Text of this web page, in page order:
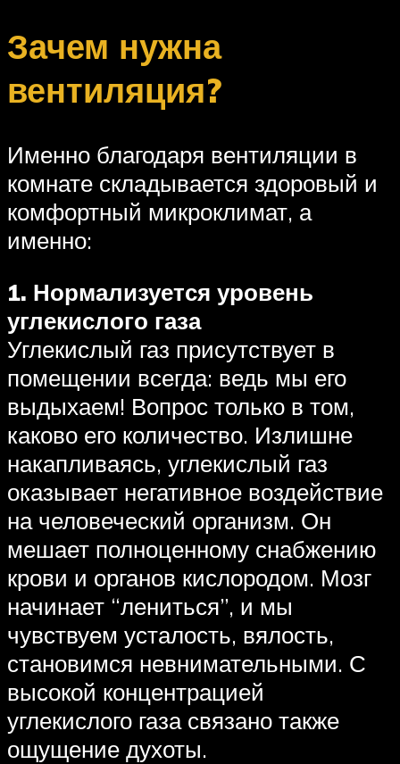
Зачем нужна
вентиляция?
Именно благодаря вентиляции в
комнате складывается здоровый и
комфортный микроклимат, а
именно:
1. Нормализуется уровень
углекислого газа
Углекислый газ присутствует в
помещении всегда: ведь мы его
выдыхаем! Вопрос только в том,
каково его количество. Излишне
накапливаясь, углекислый газ
оказывает негативное воздействие
на человеческий организм. Он
мешает полноценному снабжению
крови и органов кислородом. Мозг
начинает “лениться”, и мы
чувствуем усталость, вялость,
становимся невнимательными. С
высокой концентрацией
углекислого газа связано также
ощущение духоты.